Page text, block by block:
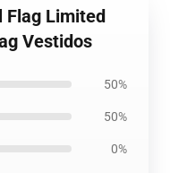
Flag Limited
Vestidos
50%
50%
0%